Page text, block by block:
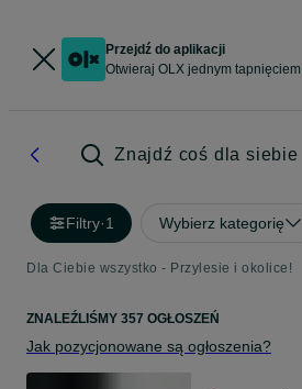
Przejdź do aplikacji
Otwieraj OLX jednym tapnięciem
Znajdź coś dla siebie
Filtry·1 Wybierz kategorię
Dla Ciebie wszystko - Przylesie i okolice!
ZNALEŹLIŚMY 357 OGŁOSZEŃ
Jak pozycjonowane są ogłoszenia?